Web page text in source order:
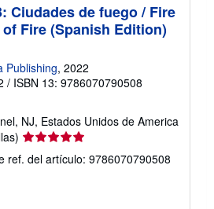
Ciudades de fuego / Fire
Fire (Spanish Edition)
Publishing, 2022
/ ISBN 13: 9786070790508
NJ, Estados Unidos de America
Calificación
del
vendedor:
ref. del artículo: 9786070790508